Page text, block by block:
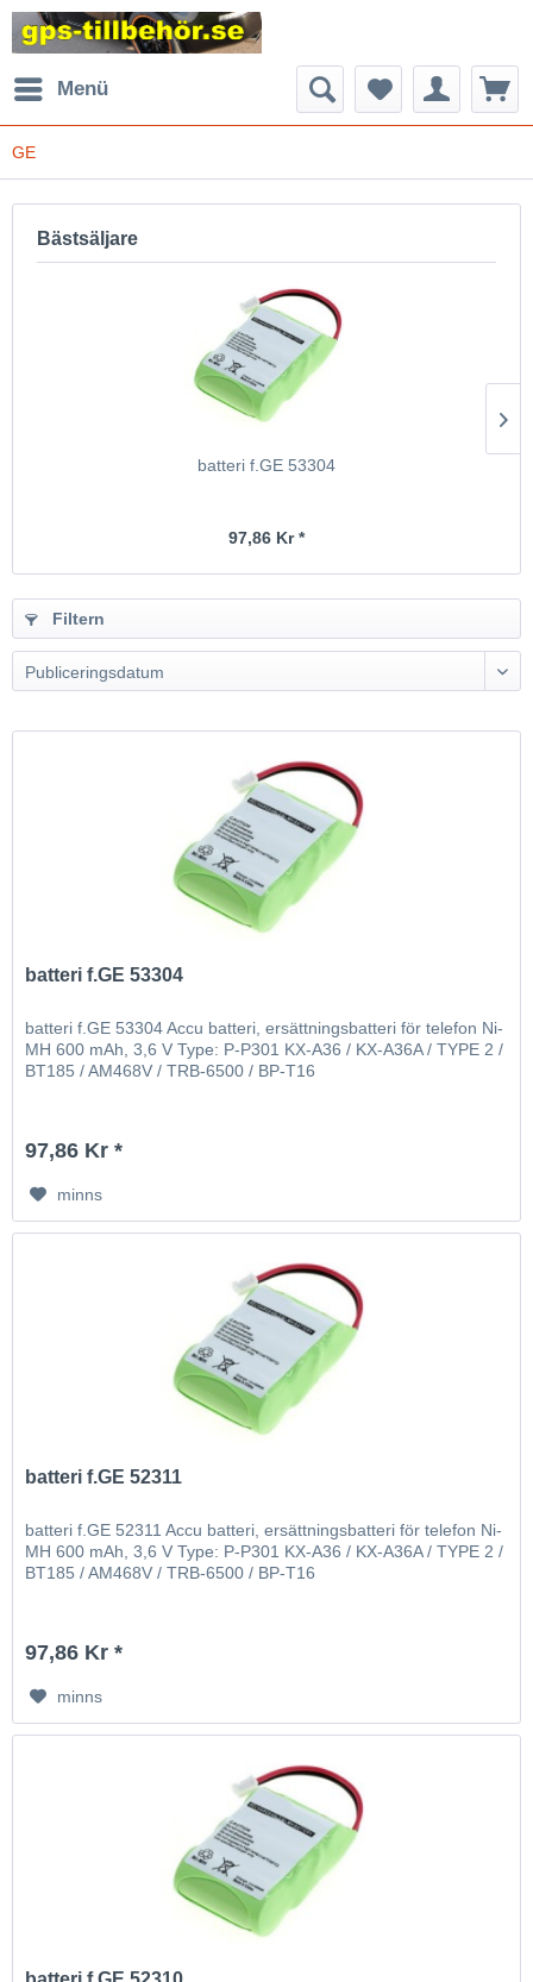
Menü
GE
Bästsäljare
batteri f.GE 53304
97,86 Kr *
Filtern
Publiceringsdatum
batteri f.GE 53304
batteri f.GE 53304 Accu batteri, ersättningsbatteri för telefon Ni-
MH 600 mAh, 3,6 V Type: P-P301 KX-A36 / KX-A36A / TYPE 2 /
BT185 / AM468V / TRB-6500 / BP-T16
97,86 Kr *
minns
batteri f.GE 52311
batteri f.GE 52311 Accu batteri, ersättningsbatteri för telefon Ni-
MH 600 mAh, 3,6 V Type: P-P301 KX-A36 / KX-A36A / TYPE 2 /
BT185 / AM468V / TRB-6500 / BP-T16
97,86 Kr *
minns